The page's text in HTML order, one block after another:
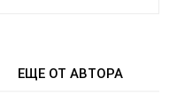
ЕЩЕ ОТ АВТОРА